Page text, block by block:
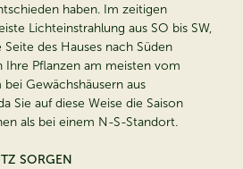
haben. Im zeitigen
Lichteinstrahlung aus SO bis SW,
des Hauses nach Süden
Pflanzen am meisten vom
Gewächshäusern aus
Sie auf diese Weise die Saison
als bei einem N-S-Standort.
SORGEN